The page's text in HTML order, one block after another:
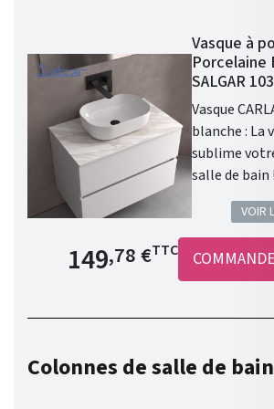
Vasque à
Porcelaine
SALGAR
Vasque
blanche : La
sublime
salle de bain ! Vasque à poser
CARLA
de vidage
x 105 mm . Vasque à poser .
Matière :
Gamme : CARLA . Fabriqué en
VOIR
Prix de base
149,78 €TTC
Colonnes de salle de bain